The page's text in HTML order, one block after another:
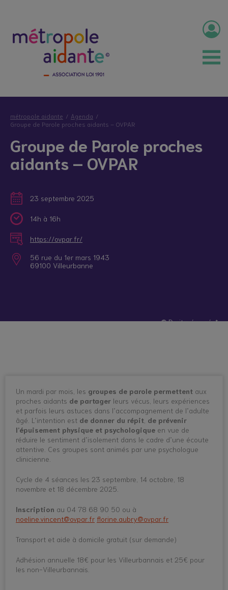
métropole aidante
Agenda
Groupe de Parole proches aidants – OVPAR
Groupe de Parole proches
aidants – OVPAR
23 septembre 2025
14h à 16h
https://ovpar.fr/
56 rue du 1er mars 1943
69100 Villeurbanne
© Droits réservés*
Un mardi par mois, les groupes de parole permettent aux
proches aidants de partager leurs vécus, leurs expériences
et parfois leurs astuces dans l’accompagnement de l’adulte
âgé. L’intention est de donner du répit de prévenir
l’épuisement physique et psychologique en vue de
réduire le sentiment d’isolement dans le cadre d’une écoute
attentive. Ces groupes sont animés par une psychologue
clinicienne.
Cycle de 4 séances les 23 septembre, 14 octobre, 18
novembre et 18 décembre 2025.
Inscription au 04 78 68 90 50 ou à
noeline.vincent@ovpar.fr florine.aubry@ovpar.fr
Transport et aide à domicile gratuit (sur demande)
Adhésion annuelle 18€ pour les Villeurbannais et 25€ pour
les non-Villeurbannais.